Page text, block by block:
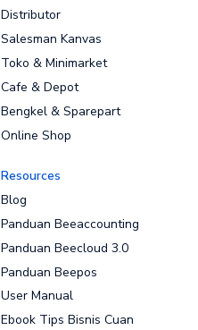
Distributor
Salesman Kanvas
Toko & Minimarket
Cafe & Depot
Bengkel & Sparepart
Online Shop
Resources
Blog
Panduan Beeaccounting
Panduan Beecloud 3.0
Panduan Beepos
User Manual
Ebook Tips Bisnis Cuan